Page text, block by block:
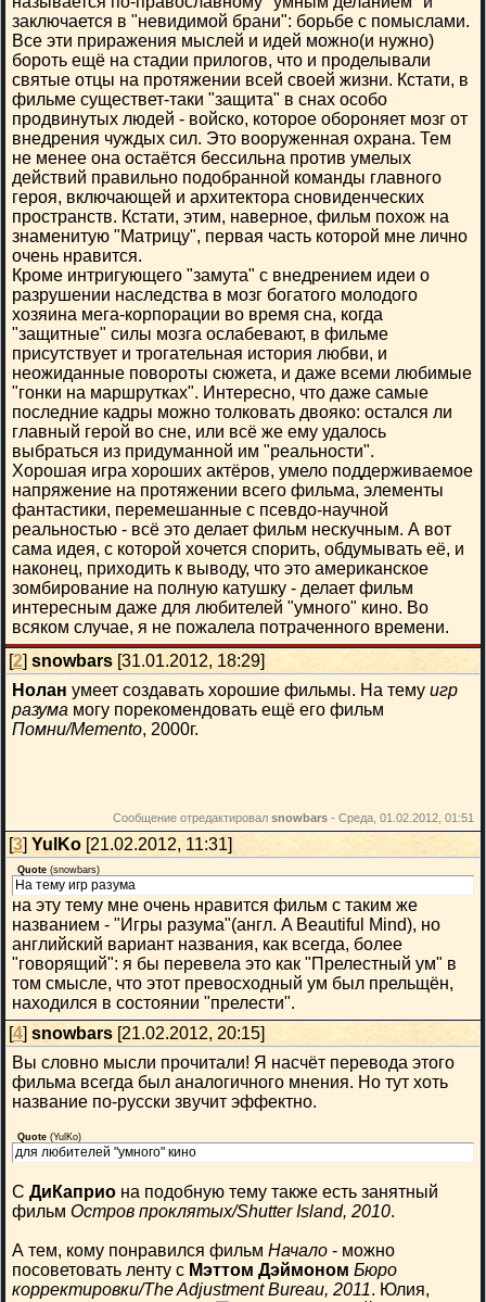
заключается в "невидимой брани": борьбе с помыслами.
Все эти приражения мыслей и идей можно(и нужно)
бороть ещё на стадии прилогов, что и проделывали
святые отцы на протяжении всей своей жизни. Кстати, в
фильме существет-таки "защита" в снах особо
продвинутых людей - войско, которое обороняет мозг от
внедрения чуждых сил. Это вооруженная охрана. Тем
не менее она остаётся бессильна против умелых
действий правильно подобранной команды главного
героя, включающей и архитектора сновиденческих
пространств. Кстати, этим, наверное, фильм похож на
знаменитую "Матрицу", первая часть которой мне лично
очень нравится.
Кроме интригующего "замута" с внедрением идеи о
разрушении наследства в мозг богатого молодого
хозяина мега-корпорации во время сна, когда
"защитные" силы мозга ослабевают, в фильме
присутствует и трогательная история любви, и
неожиданные повороты сюжета, и даже всеми любимые
"гонки на маршрутках". Интересно, что даже самые
последние кадры можно толковать двояко: остался ли
главный герой во сне, или всё же ему удалось
выбраться из придуманной им "реальности".
Хорошая игра хороших актёров, умело поддерживаемое
напряжение на протяжении всего фильма, элементы
фантастики, перемешанные с псевдо-научной
реальностью - всё это делает фильм нескучным. А вот
сама идея, с которой хочется спорить, обдумывать её, и
наконец, приходить к выводу, что это американское
зомбирование на полную катушку - делает фильм
интересным даже для любителей "умного" кино. Во
всяком случае, я не пожалела потраченного времени.
[2] snowbars [31.01.2012, 18:29]
Нолан умеет создавать хорошие фильмы. На тему игр
разума могу порекомендовать ещё его фильм
Помни/Memento, 2000г.
Сообщение отредактировал snowbars - Среда, 01.02.2012, 01:51
[3] YulKo [21.02.2012, 11:31]
Quote (snowbars)
На тему игр разума
на эту тему мне очень нравится фильм с таким же
названием - "Игры разума"(англ. A Beautiful Mind), но
английский вариант названия, как всегда, более
"говорящий": я бы перевела это как "Прелестный ум" в
том смысле, что этот превосходный ум был прельщён,
находился в состоянии "прелести".
[4] snowbars [21.02.2012, 20:15]
Вы словно мысли прочитали! Я насчёт перевода этого
фильма всегда был аналогичного мнения. Но тут хоть
название по-русски звучит эффектно.
Quote (YulKo)
для любителей "умного" кино
С ДиКаприо на подобную тему также есть занятный
фильм Остров проклятых/Shutter Island, 2010.
А тем, кому понравился фильм Начало - можно
посоветовать ленту с Мэттом Дэймоном Бюро
корректировки/The Adjustment Bureau, 2011. Юлия,